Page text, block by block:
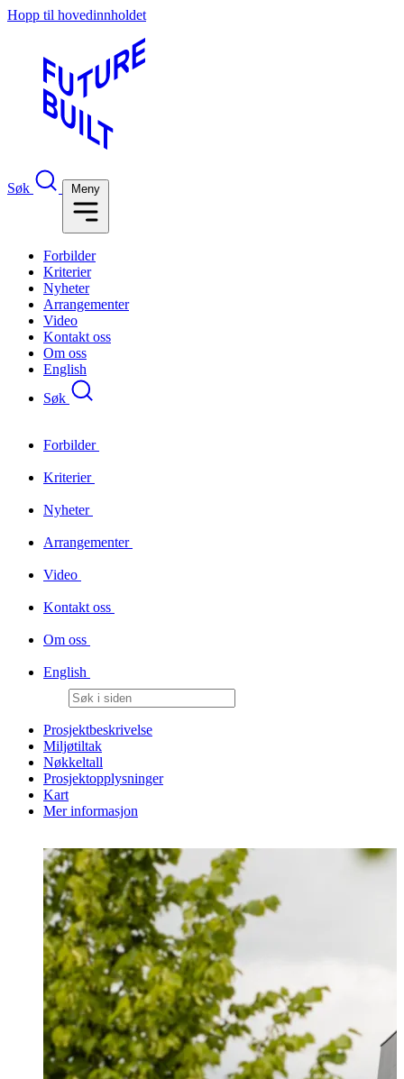
Hopp til hovedinnholdet
Søk Meny
Forbilder
Kriterier
Nyheter
Arrangementer
Video
Kontakt oss
Om oss
English
Søk
Forbilder
Kriterier
Nyheter
Arrangementer
Video
Kontakt oss
Om oss
English
Prosjektbeskrivelse
Miljøtiltak
Nøkkeltall
Prosjektopplysninger
Kart
Mer informasjon